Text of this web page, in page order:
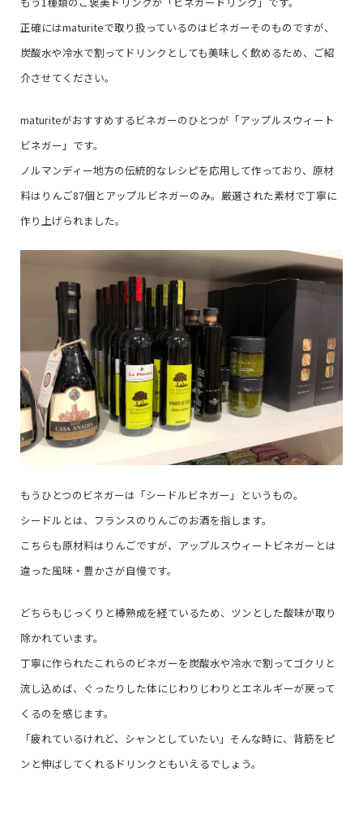
正確にはmaturiteで取り扱っているのはビネガーそのものですが、
炭酸水や冷水で割ってドリンクとしても美味しく飲めるため、ご紹
介させてください。
maturiteがおすすめするビネガーのひとつが「アップルスウィート
ビネガー」です。
ノルマンディー地方の伝統的なレシピを応用して作っており、原材
料はりんご87個とアップルビネガーのみ。厳選された素材で丁寧に
作り上げられました。
もうひとつのビネガーは「シードルビネガー」というもの。
シードルとは、フランスのりんごのお酒を指します。
こちらも原材料はりんごですが、アップルスウィートビネガーとは
違った風味・豊かさが自慢です。
どちらもじっくりと樽熟成を経ているため、ツンとした酸味が取り
除かれています。
丁寧に作られたこれらのビネガーを炭酸水や冷水で割ってゴクリと
流し込めば、ぐったりした体にじわりじわりとエネルギーが戻って
くるのを感じます。
「疲れているけれど、シャンとしていたい」そんな時に、背筋をピ
ンと伸ばしてくれるドリンクともいえるでしょう。